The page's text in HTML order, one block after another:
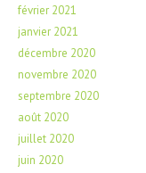
février 2021
janvier 2021
décembre 2020
novembre 2020
septembre 2020
août 2020
juillet 2020
juin 2020